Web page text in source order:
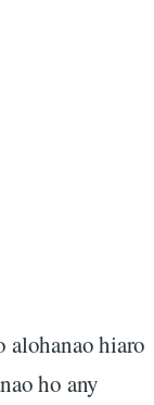
alohanao hiaro
ho any